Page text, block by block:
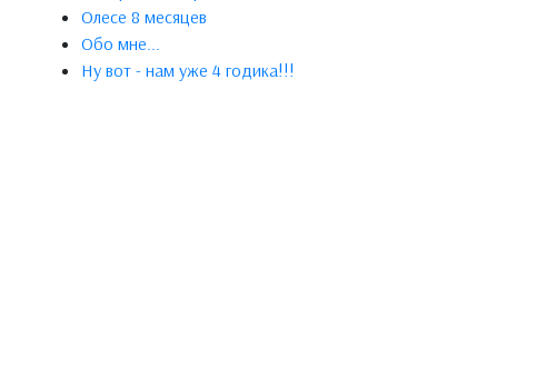
Олесе 8 месяцев
Обо мне...
Ну вот - нам уже 4 годика!!!